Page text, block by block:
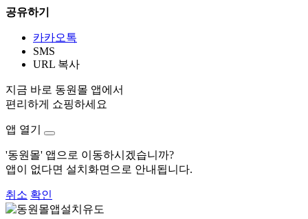
공유하기
카카오톡
SMS
URL 복사
지금 바로 동원몰 앱에서
편리하게 쇼핑하세요
앱 열기
'동원몰' 앱으로 이동하시겠습니까?
앱이 없다면 설치화면으로 안내됩니다.
취소 확인